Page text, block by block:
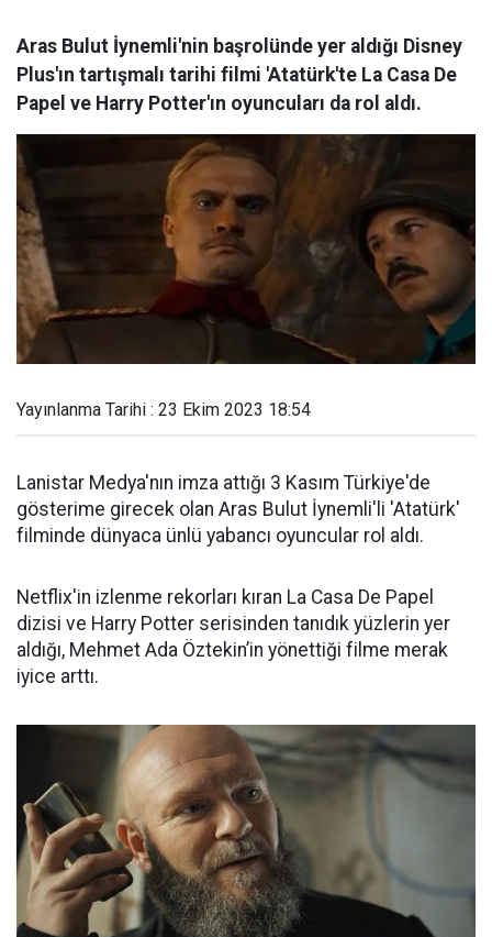
Aras Bulut İynemli'nin başrolünde yer aldığı Disney
Plus'ın tartışmalı tarihi filmi 'Atatürk'te La Casa De
Papel ve Harry Potter'ın oyuncuları da rol aldı.
Yayınlanma Tarihi : 23 Ekim 2023 18:54
Lanistar Medya'nın imza attığı 3 Kasım Türkiye'de
gösterime girecek olan Aras Bulut İynemli'li 'Atatürk'
filminde dünyaca ünlü yabancı oyuncular rol aldı.
Netflix'in izlenme rekorları kıran La Casa De Papel
dizisi ve Harry Potter serisinden tanıdık yüzlerin yer
aldığı, Mehmet Ada Öztekin’in yönettiği filme merak
iyice arttı.